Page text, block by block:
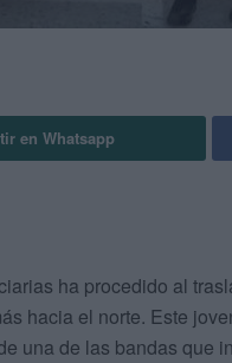
en Whatsapp
ha procedido al
hacia el norte. Este
una de las bandas que